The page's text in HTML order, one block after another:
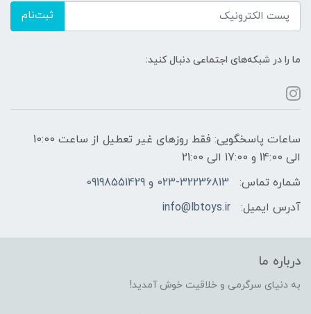
ثبت‌نام
ما را در شبکه‌های اجتماعی دنبال کنید:
ساعات پاسخگویی: فقط روزهای غیر تعطیل از ساعت 10:00
الی 14:00 و 17:00 الی 21:00
شماره تماس:
023-32236813 و 09198551429
آدرس ایمیل:
info@lbtoys.ir
درباره ما
به دنیای سرگرمی و خلاقیت خوش آمدید!